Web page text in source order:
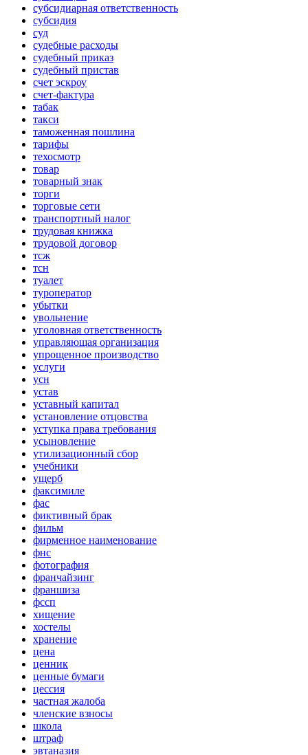
субсидиарная ответственность
субсидия
суд
судебные расходы
судебный приказ
судебный пристав
счет эскроу
счет-фактура
табак
такси
таможенная пошлина
тарифы
техосмотр
товар
товарный знак
торги
торговые сети
транспортный налог
трудовая книжка
трудовой договор
тсж
тсн
туалет
туроператор
убытки
увольнение
уголовная ответственность
управляющая организация
упрощенное производство
услуги
усн
устав
уставный капитал
установление отцовства
уступка права требования
усыновление
утилизационный сбор
учебники
ущерб
факсимиле
фас
фиктивный брак
фильм
фирменное наименование
фнс
фотография
франчайзинг
франшиза
фссп
хищение
хостелы
хранение
цена
ценник
ценные бумаги
цессия
частная жалоба
членские взносы
школа
штраф
эвтаназия